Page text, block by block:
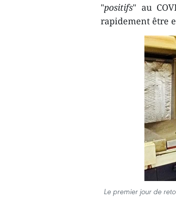
"positifs" au
rapidement être
Le premier jour de